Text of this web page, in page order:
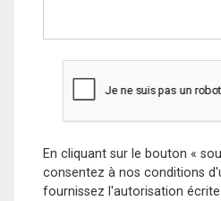
En cliquant sur le bouton «
consentez à nos conditions
fournissez l'autorisation